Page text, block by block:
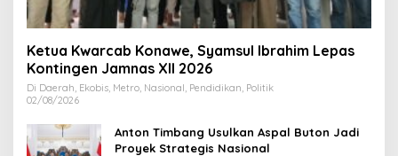
Ketua Kwarcab Konawe, Syamsul Ibrahim Lepas
Kontingen Jamnas XII 2026
Di Daerah, Ekobis, Metro, Nasional, Pendidikan, Politik
02/08/2026
Anton Timbang Usulkan Aspal Buton Jadi
Proyek Strategis Nasional